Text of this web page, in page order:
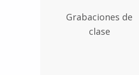
Grabaciones de
clase